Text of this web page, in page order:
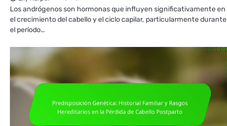
Los andrógenos son hormonas que influyen significativamente en
el crecimiento del cabello y el ciclo capilar, particularmente durante
el período…